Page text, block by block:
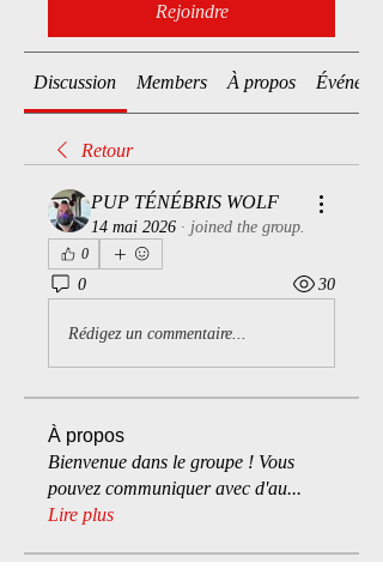
Rejoindre
Discussion Members À propos
Retour
PUP TÉNÉBRIS WOLF
14 mai 2026 · joined the group.
0
0 30
Rédigez un commentaire...
À propos
Bienvenue dans le groupe ! Vous
pouvez communiquer avec d'au...
Lire plus